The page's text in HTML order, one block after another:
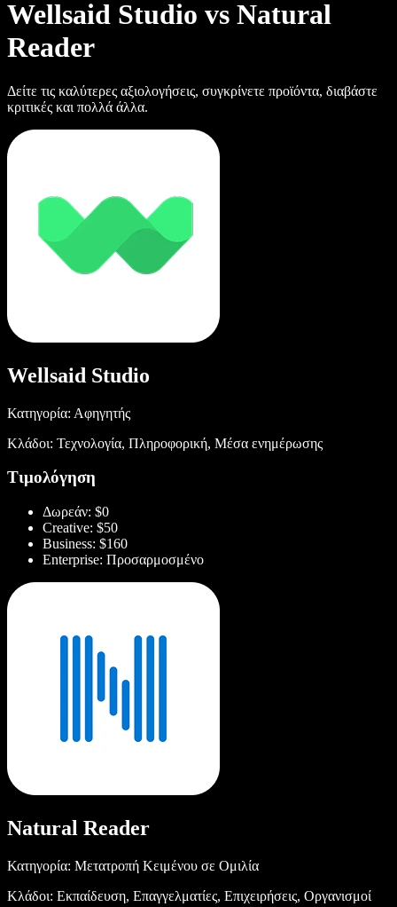
Wellsaid Studio vs Natural
Reader
Δείτε τις καλύτερες αξιολογήσεις, συγκρίνετε προϊόντα, διαβάστε
κριτικές και πολλά άλλα.
Wellsaid Studio
Κατηγορία: Αφηγητής
Κλάδοι: Τεχνολογία, Πληροφορική, Μέσα ενημέρωσης
Τιμολόγηση
Δωρεάν: $0
Creative: $50
Business: $160
Enterprise: Προσαρμοσμένο
Natural Reader
Κατηγορία: Μετατροπή Κειμένου σε Ομιλία
Κλάδοι: Εκπαίδευση, Επαγγελματίες, Επιχειρήσεις, Οργανισμοί